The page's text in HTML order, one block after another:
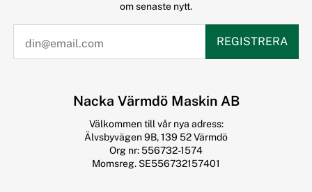
om senaste nytt.
REGISTRERA
Nacka Värmdö Maskin AB
Välkommen till vår nya adress:
Älvsbyvägen 9B, 139 52 Värmdö
Org nr: 556732-1574
Momsreg. SE556732157401